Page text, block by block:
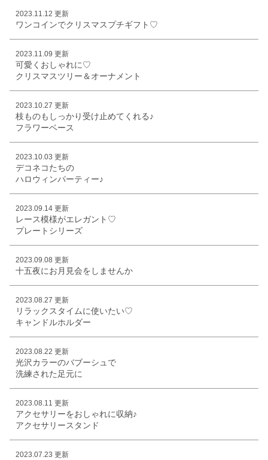
2023.11.12 更新
ワンコインでクリスマスプチギフト♡
2023.11.09 更新
可愛くおしゃれに♡
クリスマスツリー＆オーナメント
2023.10.27 更新
枝ものもしっかり受け止めてくれる♪
フラワーベース
2023.10.03 更新
デコネコたちの
ハロウィンパーティー♪
2023.09.14 更新
レース模様がエレガント♡
プレートシリーズ
2023.09.08 更新
十五夜にお月見会をしませんか
2023.08.27 更新
リラックスタイムに使いたい♡
キャンドルホルダー
2023.08.22 更新
光沢カラーのバブーシュで
洗練された足元に
2023.08.11 更新
アクセサリーをおしゃれに収納♪
アクセサリースタンド
2023.07.23 更新